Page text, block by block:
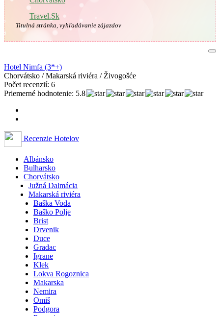
Travel.Sk
Titulná stránka, vyhľadávanie zájazdov
Hotel Nimfa (3*+)
Chorvátsko / Makarská riviéra / Živogošće
Počet recenzií: 6
Priemerné hodnotenie: 5.8
Recenzie Hotelov
Albánsko
Bulharsko
Chorvátsko
Južná Dalmácia
Makarská riviéra
Baška Voda
Baško Polje
Brist
Drvenik
Duce
Gradac
Igrane
Klek
Lokva Rogoznica
Makarska
Nemira
Omiš
Podgora